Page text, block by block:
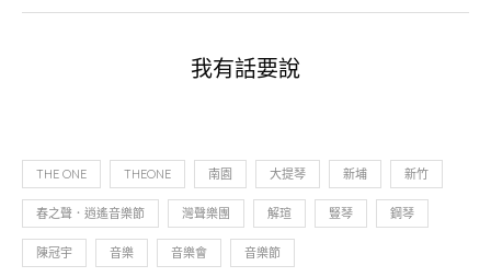
我有話要說
THE ONE THEONE 南園 大提琴 新埔 新竹
春之聲．逍遙音樂節 灣聲樂團 解瑄 豎琴 鋼琴
陳冠宇 音樂 音樂會 音樂節